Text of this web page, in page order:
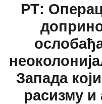
РТ:
Запада
расизму и